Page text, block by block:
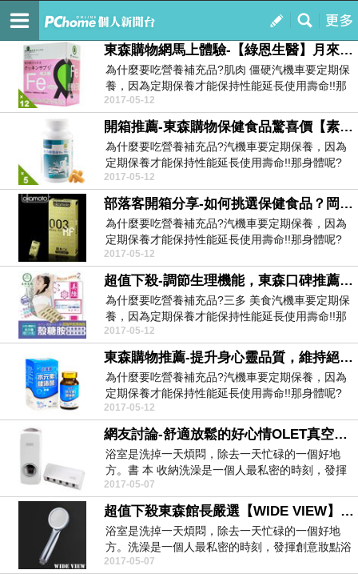
我的
訂閱
購物情報網
東森購物網馬上體驗-【綠恩生醫】月來月順利-每日鐵複方加強錠12入組
為什麼要吃營養補充品?肌肉 僵硬汽機車要定期保
養，因為定期保養才能保持性能延長使用壽命!!那
身體呢?...
2017-05-12
開箱推薦-東森購物保健食品驚喜價【素天堂】男性綜合維他命(5瓶優惠組)
為什麼要吃營養補充品?汽機車要定期保養，因為
定期保養才能保持性能延長使用壽命!!那身體呢?
很多人都...
2017-05-12
部落客開箱分享-如何挑選保健食品？岡本003－RF極薄貼身保險套（6入裝）
為什麼要吃營養補充品?汽機車要定期保養，因為
定期保養才能保持性能延長使用壽命!!那身體呢?
很多人都...
2017-05-12
超值下殺-調節生理機能，東森口碑推薦【美陸生技AWBIO】超強第六代深海蟹殼素(殼糖胺)【60粒-盒】
為什麼要吃營養補充品?三多 美食汽機車要定期保
養，因為定期保養才能保持性能延長使用壽命!!那
身體呢?...
2017-05-12
東森購物推薦-提升身心靈品質，維持絕佳狀態-【裕強生技】北海道水元素健沛菌(90粒-瓶)
為什麼要吃營養補充品?汽機車要定期保養，因為
定期保養才能保持性能延長使用壽命!!那身體呢?
很多人都...
2017-05-12
網友討論-舒適放鬆的好心情OLET真空擠壓自動擠牙膏器附牙刷掛架(OLET)
浴室是洗掉一天煩悶，除去一天忙碌的一個好地
方。書 本 收納洗澡是一個人最私密的時刻，發揮
創意妝點浴室...
2017-05-07
超值下殺東森館長嚴選【WIDE VIEW】超薄超輕蓮蓬頭蛇管組(OY-SH01-P)
浴室是洗掉一天煩悶，除去一天忙碌的一個好地
方。洗澡是一個人最私密的時刻，發揮創意妝點浴
室，除了洗去煩...
2017-05-07